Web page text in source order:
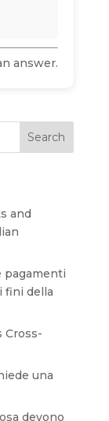
answer.
Search
and
pagamenti
fini della
Cross-
una
devono